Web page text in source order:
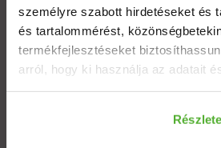
személyre szabott hirdetéseket és
és tartalommérést,
termékfejlesztéseket
arról, hogy ki használja az adatait
Információgyűjtés az Ön
Eladó lakások
Települések